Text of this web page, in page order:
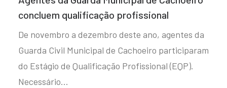
concluem qualificação profissional
De novembro a dezembro deste ano, agentes da
Guarda Civil Municipal de Cachoeiro participaram
do Estágio de Qualificação Profissional (EQP).
Necessário…